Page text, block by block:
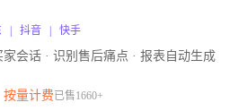
| 抖音 | 快手
会话 · 识别售后痛点 · 报表自动生成
按量计费已售1660+